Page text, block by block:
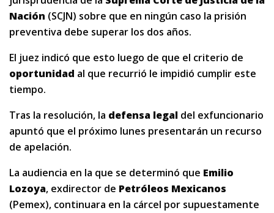
Nación (SCJN) sobre que en ningún caso la prisión
preventiva debe superar los dos años.
El juez indicó que esto luego de que el criterio de
oportunidad al que recurrió le impidió cumplir este
tiempo.
Tras la resolución, la defensa legal del exfuncionario
apuntó que el próximo lunes presentarán un recurso
de apelación.
La audiencia en la que se determinó que Emilio
Lozoya, exdirector de Petróleos Mexicanos
(Pemex), continuara en la cárcel por supuestamente